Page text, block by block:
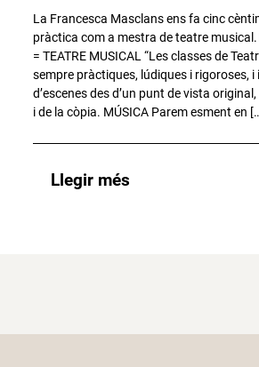
La Francesca Masclans ens fa cinc
pràctica com a mestra de teatre musical.
= TEATRE MUSICAL “Les classes de
sempre pràctiques, lúdiques i rigoroses,
d’escenes des d’un punt de vista
i de la còpia. MÚSICA Parem esment en
Llegir més